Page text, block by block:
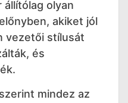
olyan
akiket jól
vezetői stílusát
és
mindez az